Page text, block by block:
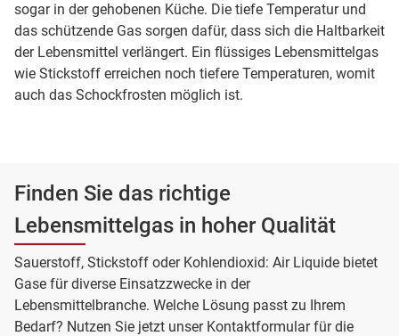
sogar in der gehobenen Küche. Die tiefe Temperatur und
das schützende Gas sorgen dafür, dass sich die Haltbarkeit
der Lebensmittel verlängert. Ein flüssiges Lebensmittelgas
wie Stickstoff erreichen noch tiefere Temperaturen, womit
auch das Schockfrosten möglich ist.
Finden Sie das richtige
Lebensmittelgas in hoher Qualität
Sauerstoff, Stickstoff oder Kohlendioxid: Air Liquide bietet
Gase für diverse Einsatzzwecke in der
Lebensmittelbranche. Welche Lösung passt zu Ihrem
Bedarf? Nutzen Sie jetzt unser Kontaktformular für die